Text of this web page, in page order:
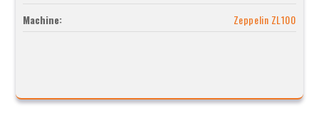
Machine:
Zeppelin ZL100